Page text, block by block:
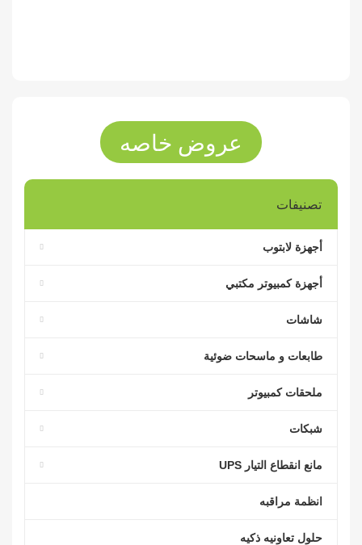
عروض خاصه
تصنيفات
أجهزة لابتوب
أجهزة كمبيوتر مكتبي
شاشات
طابعات و ماسحات ضوئية
ملحقات كمبيوتر
شبكات
مانع انقطاع التيار UPS
انظمة مراقبه
حلول تعاونيه ذكيه